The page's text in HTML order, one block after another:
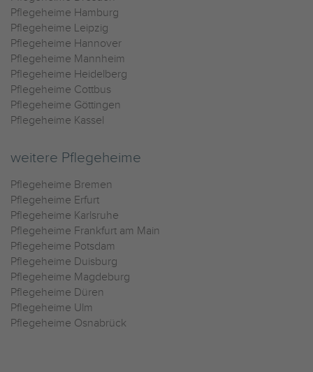
Pflegeheime Hamburg
Pflegeheime Leipzig
Pflegeheime Hannover
Pflegeheime Mannheim
Pflegeheime Heidelberg
Pflegeheime Cottbus
Pflegeheime Göttingen
Pflegeheime Kassel
weitere Pflegeheime
Pflegeheime Bremen
Pflegeheime Erfurt
Pflegeheime Karlsruhe
Pflegeheime Frankfurt am Main
Pflegeheime Potsdam
Pflegeheime Duisburg
Pflegeheime Magdeburg
Pflegeheime Düren
Pflegeheime Ulm
Pflegeheime Osnabrück